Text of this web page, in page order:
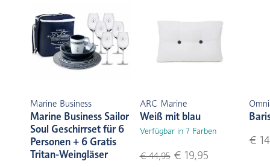
Marine Business
Marine Business Sailor
Soul Geschirrset für 6
Personen + 6 Gratis
Tritan-Weingläser
ARC Marine
Weiß mit blau
Verfügbar in 7 Farben
€ 44,95€ 19,95
€